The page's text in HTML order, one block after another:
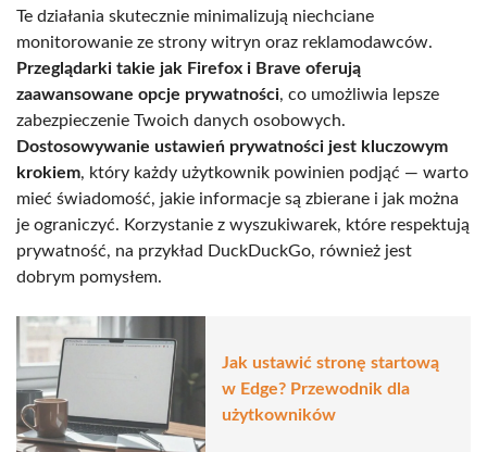
Te działania skutecznie minimalizują niechciane
monitorowanie ze strony witryn oraz reklamodawców.
Przeglądarki takie jak Firefox i Brave oferują
zaawansowane opcje prywatności, co umożliwia lepsze
zabezpieczenie Twoich danych osobowych.
Dostosowywanie ustawień prywatności jest kluczowym
krokiem, który każdy użytkownik powinien podjąć — warto
mieć świadomość, jakie informacje są zbierane i jak można
je ograniczyć. Korzystanie z wyszukiwarek, które respektują
prywatność, na przykład DuckDuckGo, również jest
dobrym pomysłem.
Jak ustawić stronę startową
w Edge? Przewodnik dla
użytkowników